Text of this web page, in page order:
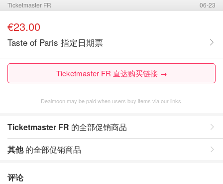
Ticketmaster FR 06-23
€23.00
Taste of Paris 指定日期票
Ticketmaster FR 直达购买链接 →
Dealmoon may be paid when users buy items via our links.
Ticketmaster FR 的全部促销商品
其他的全部促销商品
评论